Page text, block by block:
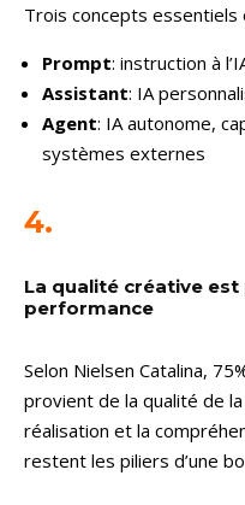
Trois concepts essentiels
Prompt: instruction à
Assistant: IA
Agent: IA autonome,
systèmes externes
4.
La qualité créative
performance
Selon Nielsen Catalina,
provient de la qualité de la
réalisation et la
restent les piliers d’une